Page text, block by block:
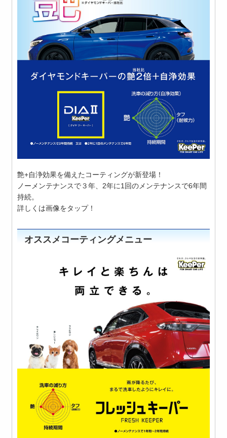
艶+自浄効果を備えたコーティングが新登場！
ノーメンテナンスで３年、2年に1回のメンテナンスで6年間
持続。
詳しくは画像をタップ！
オススメコーティングメニュー